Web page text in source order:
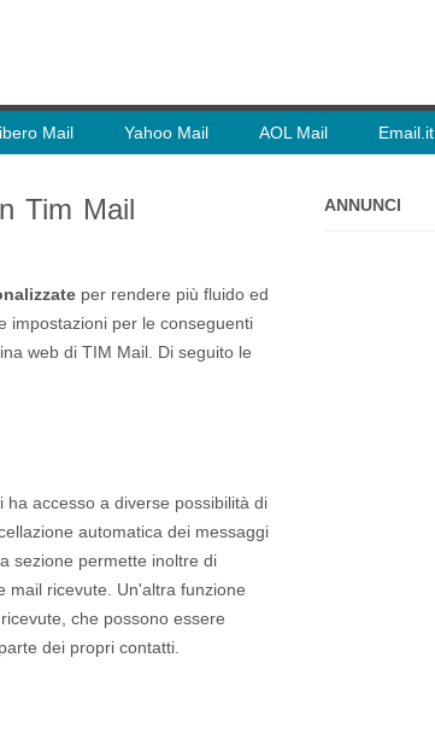
Mail Yahoo Mail AOL Mail Email.it
Tim Mail
per rendere più fluido ed
impostazioni per le conseguenti
web di TIM Mail. Di seguito le
ha accesso a diverse possibilità di
automatica dei messaggi
sezione permette inoltre di
mail ricevute. Un'altra funzione
che possono essere
dei propri contatti.
ANNUNCI